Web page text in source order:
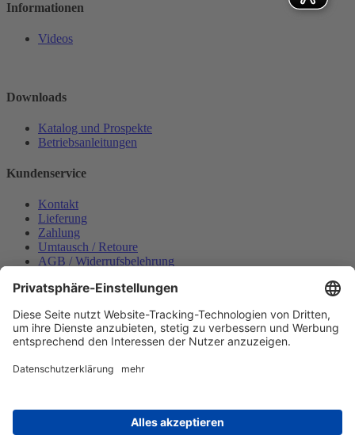
Informationen
Videos
Downloads
Katalog und Prospekte
Betriebsanleitungen
Kundenservice
Kontakt
Lieferung
Zahlung
Umtausch / Retoure
AGB / Widerrufsbelehrung
Datenschutzerklärung
Bestellung widerrufen
Mein konto
Zahlungsmöglichkeiten